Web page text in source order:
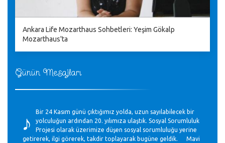
Günün Mesajları
♪
Bir 24 Kasım günü çıktığımız yolda, uzun sayılabilecek bir
yolculuğun ardından 20. yılımıza ulaştık. Sosyal Sorumluluk
Projesi olarak üzerimize düşen sosyal sorumluluğu yerine
getirerek, ilgi görerek, takdir toplayarak bugüne geldik. Mavi
Ankara Life Mozarthaus Sohbetleri: Yeşim Gökalp
Mozarthaus'ta